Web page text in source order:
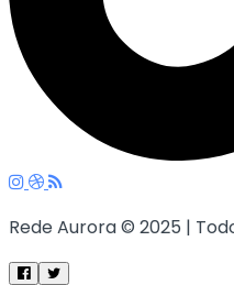
Rede Aurora © 2025 |